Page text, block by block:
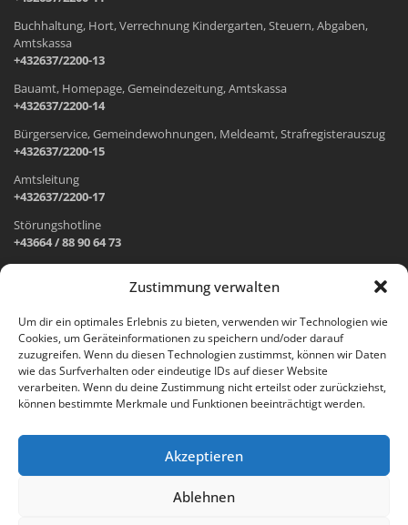
Zustimmung verwalten
Um dir ein optimales Erlebnis zu bieten, verwenden wir Technologien wie
Cookies, um Geräteinformationen zu speichern und/oder darauf
zuzugreifen. Wenn du diesen Technologien zustimmst, können wir Daten
wie das Surfverhalten oder eindeutige IDs auf dieser Website
verarbeiten. Wenn du deine Zustimmung nicht erteilst oder zurückziehst,
können bestimmte Merkmale und Funktionen beeinträchtigt werden.
Akzeptieren
Ablehnen
Buchhaltung, Hort, Verrechnung Kindergarten, Steuern, Abgaben,
Amtskassa
+432637/2200-13
Bauamt, Homepage, Gemeindezeitung, Amtskassa
+432637/2200-14
Bürgerservice, Gemeindewohnungen, Meldeamt, Strafregisterauszug
+432637/2200-15
Amtsleitung
+432637/2200-17
Störungshotline
+43664 / 88 90 64 73
Wr. Neustädter Straße 1
2733 Grünbach am Schneeberg
Öffnungszeiten Gemeindeamt:
Montag: 8.00 – 12.00 Uhr und 14.00 – 18.00 Uhr
Freitag: 8.00 – 12.00 Uhr
Email: